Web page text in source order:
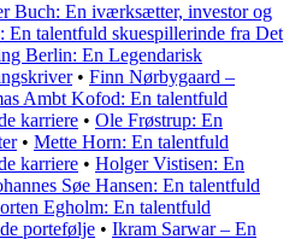
Buch: En iværksætter, investor og
En talentfuld skuespillerinde fra Det
Berlin: En Legendarisk
• Finn Nørbygaard –
Ambt Kofod: En talentfuld
karriere • Ole Frøstrup: En
• Mette Horn: En talentfuld
karriere • Holger Vistisen: En
Søe Hansen: En talentfuld
Egholm: En talentfuld
portefølje • Ikram Sarwar – En